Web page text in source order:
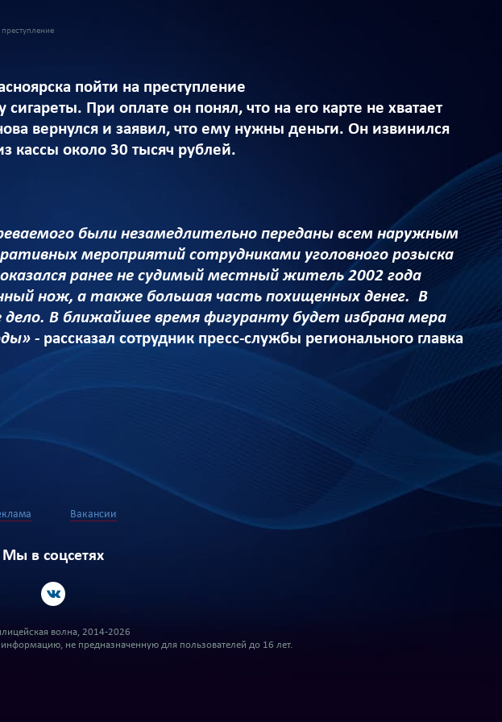
пойти на преступление
При оплате он понял, что на его карте не хватает
вернулся и заявил, что ему нужны деньги. Он извинился
кассы около 30 тысяч рублей.
были незамедлительно переданы всем наружным
мероприятий сотрудниками уголовного розыска
ранее не судимый местный житель 2002 года
нож, а также большая часть похищенных денег. В
В ближайшее время фигуранту будет избрана мера
- рассказал сотрудник пресс-службы регионального главка
Вакансии
Мы в соцсетях
волна, 2014-2026
не предназначенную для пользователей до 16 лет.